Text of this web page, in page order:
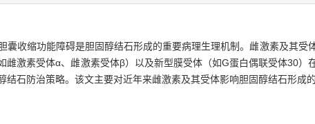
收缩功能障碍是胆固醇结石形成的重要病理生理机制。雌激素及其受
激素受体α、雌激素受体β）以及新型膜受体（如G蛋白偶联受体30）
石防治策略。该文主要对近年来雌激素及其受体影响胆固醇结石形成